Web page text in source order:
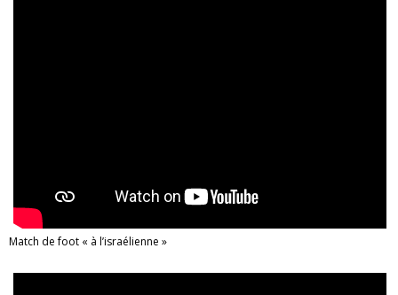
Match de foot « à l’israélienne »